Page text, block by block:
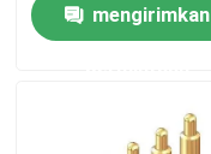
Tentang kita
mengirimkan